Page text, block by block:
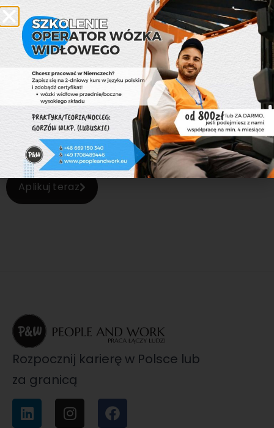
Jesteśmy grupą firm, która od ponad
dziewiętnastu lat specjalizuje się w branży
rekrutacyjnej na terenie Polski i Niemiec.
Oferujemy kompleksowe wsparcie w obszarze
zarządzania zasobami ludzkimi. Stawiamy na
nieprzerwany rozwój – pracujemy głównie dla branży
technicznej, logistycznej, przemysłowej i medycznej.
Wspieramy Was w poszukiwaniu pracy, a
pracodawców w poszukiwaniu Was,
#pracaŁĄCZYludzi
Aplikuj teraz
Rozpocznij karierę w Polsce lub
za granicą